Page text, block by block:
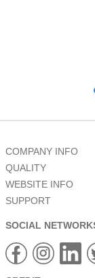
COMPANY INFO
QUALITY
WEBSITE INFO
SUPPORT
SOCIAL